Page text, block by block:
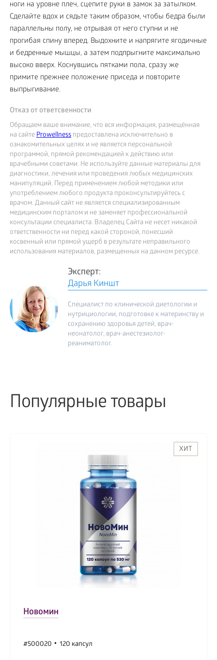
ноги на уровне плеч, сцепите руки в замок за затылком.
Сделайте вдох и сядьте таким образом, чтобы бедра были
параллельны полу, не отрывая от него ступни и не
прогибая спину вперед. Выдохните и напрягите ягодичные
и бедренные мышцы, а затем подпрыгните максимально
высоко вверх. Коснувшись пятками пола, сразу же
примите прежнее положение приседа и повторите
выпрыгивание.
Отказ от ответсвенности
Обращаем ваше внимание, что вся информация, размещённая
на сайтеProwellness предоставлена исключительно в
ознакомительных целях и не является персональной
программой, прямой рекомендацией к действию или
врачебными советами. Не используйте данные материалы для
диагностики, лечения или проведения любых медицинских
манипуляций. Перед применением любой методики или
употреблением любого продукта проконсультируйтесь с
врачом. Данный сайт не является специализированным
медицинским порталом и не заменяет профессиональной
консультации специалиста. Владелец Сайта не несет никакой
ответственности ни перед какой стороной, понесший
косвенный или прямой ущерб в результате неправильного
использования материалов, размещенных на данном ресурсе.
Эксперт:
Дарья Киншт
Специалист по клинической диетологии и
нутрициологии, подготовке к материнству и
сохранению здоровья детей, врач-
неонатолог, врач-анестезиолог-
реаниматолог.
Популярные товары
ХИТ
Новомин
#500020 120 капсул